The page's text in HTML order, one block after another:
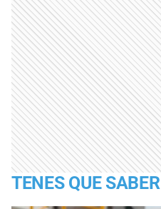
TENES QUE SABER